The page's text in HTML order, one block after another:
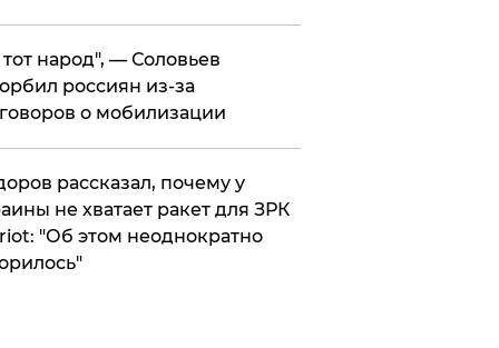
народ", — Соловьев
россиян из-за
о мобилизации
рассказал, почему у
не хватает ракет для ЗРК
"Об этом неоднократно